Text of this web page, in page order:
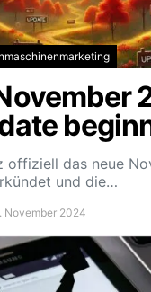
offiziell das neue
und die…
November 2024